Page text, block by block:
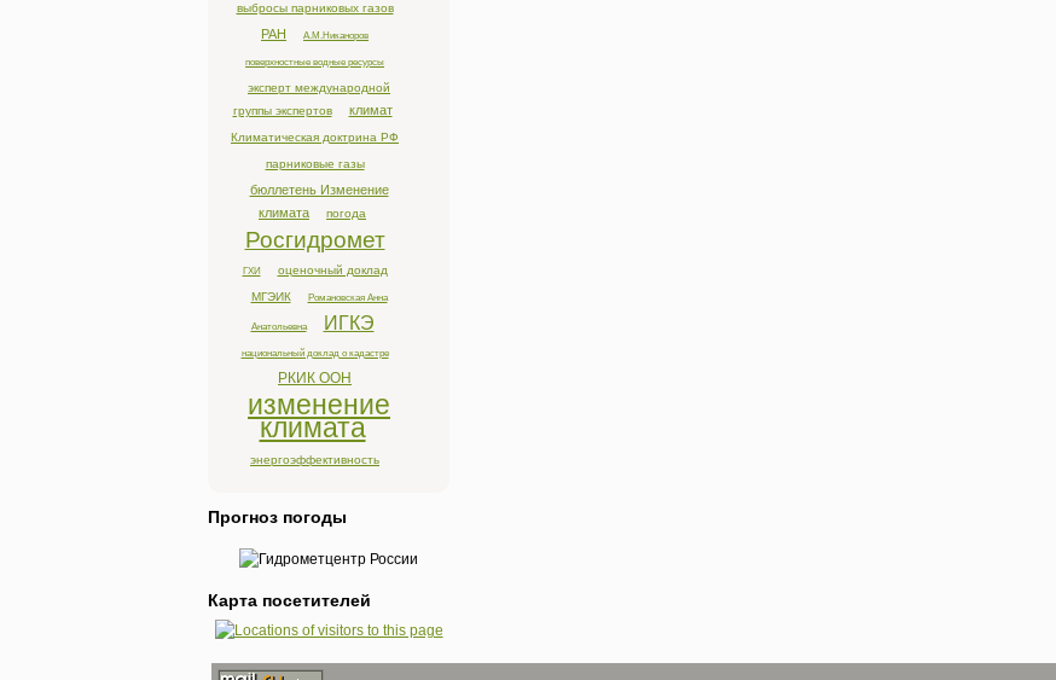
выбросы парниковых газов
РАН А.М.Никаноров
поверхностные водные ресурсы
эксперт международной
группы экспертов
климат
Климатическая доктрина РФ
парниковые газы
бюллетень Изменение
климата
погода
Росгидромет
ГХИ
оценочный доклад
МГЭИК
Романовская Анна
Анатольевна ИГКЭ
национальный доклад о кадастре
РКИК ООН
изменение
климата
энергоэффективность
Прогноз погоды
Карта посетителей